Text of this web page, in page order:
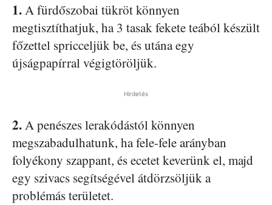
1.A fürdőszobai tükröt könnyen
megtisztíthatjuk, ha 3 tasak fekete teából készült
főzettel spricceljük be, és utána egy
újságpapírral végigtöröljük.
Hirdetés
2.A penészes lerakódástól könnyen
megszabadulhatunk, ha fele-fele arányban
folyékony szappant, és ecetet keverünk el, majd
egy szivacs segítségével átdörzsöljük a
problémás területet.